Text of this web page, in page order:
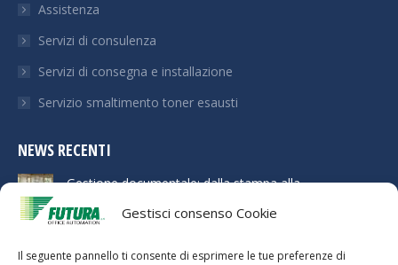
Gestisci consenso Cookie
Il seguente pannello ti consente di esprimere le tue preferenze di
Assistenza
Servizi di consulenza
Servizi di consegna e installazione
Servizio smaltimento toner esausti
NEWS RECENTI
Gestione documentale: dalla stampa alla
21 Aprile 2026
Multifunzione Ricoh per ufficio: come scegliere il